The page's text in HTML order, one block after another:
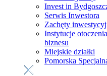
Invest in
Serwis Inwestora
Zachęty
Instytucje otoczenia
biznesu
Miejskie działki
Pomorska